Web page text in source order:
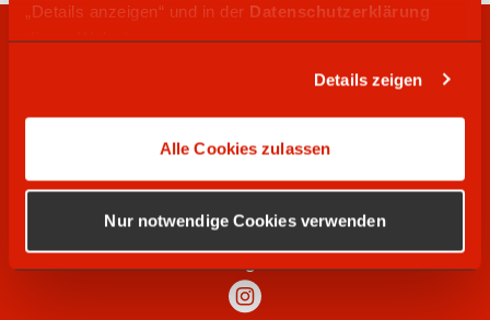
„Details anzeigen“ und in der Datenschutzerklärung
dieser Website.
Details zeigen
Alle Cookies zulassen
Nur notwendige Cookies verwenden
SOCIAL MEDIA